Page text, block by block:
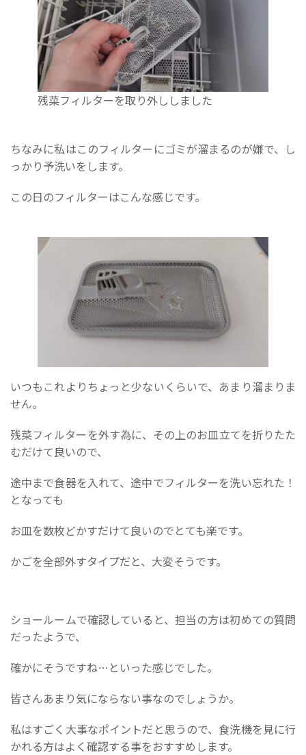
残菜フィルターを取り外ししました
ちなみに私はこのフィルターにゴミが溜まるのが嫌で、し
っかり予洗いをします。
この日のフィルターはこんな感じです。
いつもこれよりちょっと少ないくらいで、あまり溜まりま
せん。
残菜フィルターを外す為に、その上のお皿立てを折りたた
むだけて良いので、
途中まで食器を入れて、途中でフィルターを洗い忘れた！
となっても
お皿を数枚どかすだけて良いのでとても楽です。
かごを全部外すタイプだと、大変そうです。
ショールームで確認していると、担当の方は初めての質問
だったようで、
確かにそうですね…といった感じでした。
皆さんあまり気にならない事なのでしょうか。
私はすごく大事なポイントだと思うので、食洗機を見に行
かれる方はよく確認する事をおすすめします。